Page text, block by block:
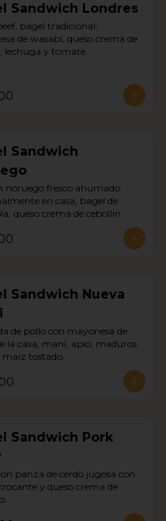
Sandwich Londres
bagel tradicional,
de wasabi, queso crema de
lechuga y tomate
Sandwich
noruego fresco ahumado
en casa, bagel de
queso crema de cebollin.
Sandwich Nueva
de pollo con mayonesa de
la casa, maní, apio, maduros
maíz tostado.
Sandwich Pork
panza de cerdo jugosa con
y queso crema de